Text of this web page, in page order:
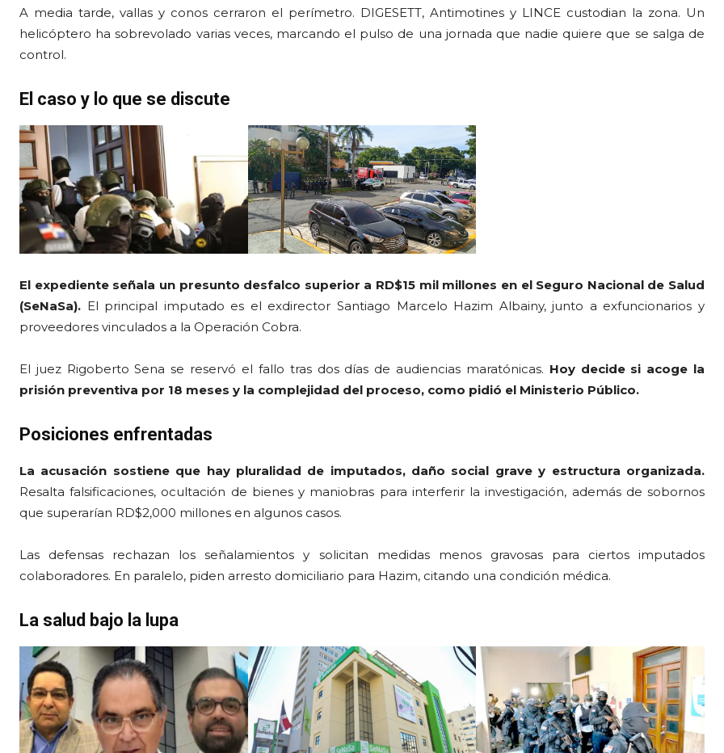
o
o
k
p
p
ti
r
A media tarde, vallas y conos cerraron el perímetro. DIGESETT, Antimotines y LINCE custodian la zona. Un
helicóptero ha sobrevolado varias veces, marcando el pulso de una jornada que nadie quiere que se salga de
control.
El caso y lo que se discute
El expediente señala un presunto desfalco superior a RD$15 mil millones en el Seguro Nacional de Salud
(SeNaSa). El principal imputado es el exdirector Santiago Marcelo Hazim Albainy, junto a exfuncionarios y
proveedores vinculados a la Operación Cobra.
El juez Rigoberto Sena se reservó el fallo tras dos días de audiencias maratónicas. Hoy decide si acoge la
prisión preventiva por 18 meses y la complejidad del proceso, como pidió el Ministerio Público.
Posiciones enfrentadas
La acusación sostiene que hay pluralidad de imputados, daño social grave y estructura organizada.
Resalta falsificaciones, ocultación de bienes y maniobras para interferir la investigación, además de sobornos
que superarían RD$2,000 millones en algunos casos.
Las defensas rechazan los señalamientos y solicitan medidas menos gravosas para ciertos imputados
colaboradores. En paralelo, piden arresto domiciliario para Hazim, citando una condición médica.
La salud bajo la lupa